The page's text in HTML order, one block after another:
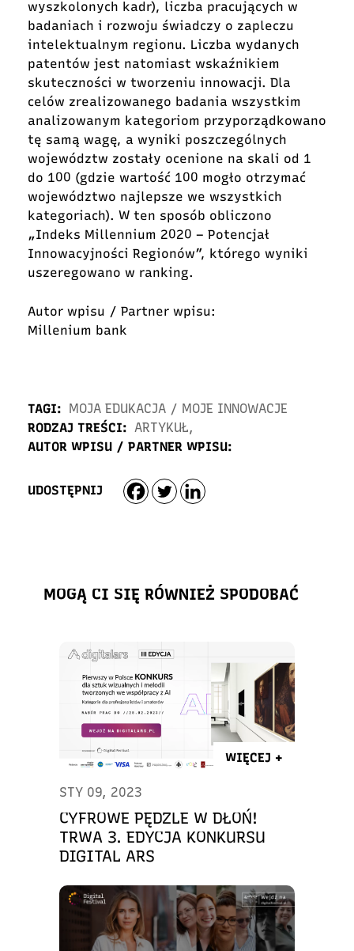
wyszkolonych kadr), liczba pracujących w
badaniach i rozwoju świadczy o zapleczu
intelektualnym regionu. Liczba wydanych
patentów jest natomiast wskaźnikiem
skuteczności w tworzeniu innowacji. Dla
celów zrealizowanego badania wszystkim
analizowanym kategoriom przyporządkowano
tę samą wagę, a wyniki poszczególnych
województw zostały ocenione na skali od 1
do 100 (gdzie wartość 100 mogło otrzymać
województwo najlepsze we wszystkich
kategoriach). W ten sposób obliczono
„Indeks Millennium 2020 – Potencjał
Innowacyjności Regionów”, którego wyniki
uszeregowano w ranking.
Autor wpisu / Partner wpisu:
Millenium bank
TAGI: MOJA EDUKACJA / MOJE INNOWACJE
RODZAJ TREŚCI: ARTYKUŁ,
AUTOR WPISU / PARTNER WPISU:
UDOSTĘPNIJ
MOGĄ CI SIĘ RÓWNIEŻ SPODOBAĆ
WIĘCEJ +
STY 09, 2023
CYFROWE PĘDZLE W DŁOŃ!
TRWA 3. EDYCJA KONKURSU
DIGITAL ARS